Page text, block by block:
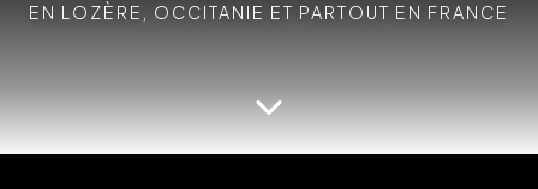
EN LOZÈRE, OCCITANIE ET PARTOUT EN FRANCE